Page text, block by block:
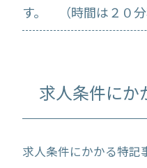
す。 （時間は２０分
求人条件にか
求人条件にかかる特記